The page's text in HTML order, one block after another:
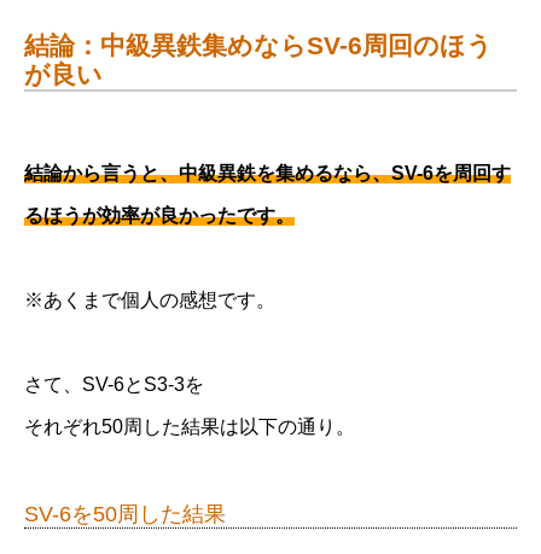
結論：中級異鉄集めならSV-6周回のほう
が良い
結論から言うと、中級異鉄を集めるなら、SV-6を周回す
るほうが効率が良かったです。
※あくまで個人の感想です。
さて、SV-6とS3-3を
それぞれ50周した結果は以下の通り。
SV-6を50周した結果